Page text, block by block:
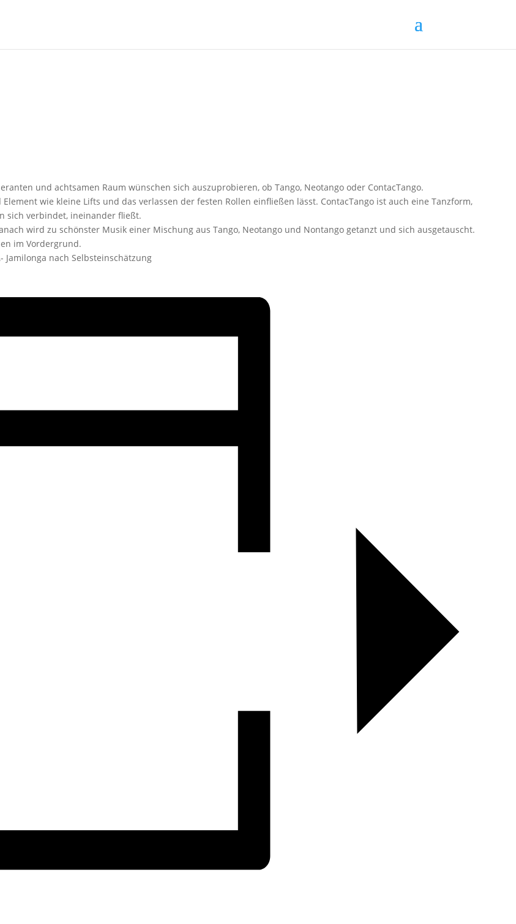
und achtsamen Raum wünschen sich auszuprobieren, ob Tango, Neotango oder ContacTango.
wie kleine Lifts und das verlassen der festen Rollen einfließen lässt. ContacTango ist auch eine Tanzform,
sich verbindet, ineinander fließt.
wird zu schönster Musik einer Mischung aus Tango, Neotango und Nontango getanzt und sich ausgetauscht.
im Vordergrund.
Jamilonga nach Selbsteinschätzung